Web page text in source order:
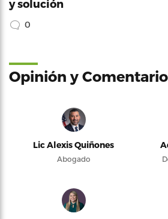
y solución
0
Opinión y
Lic Alexis Quiñones
Abogado